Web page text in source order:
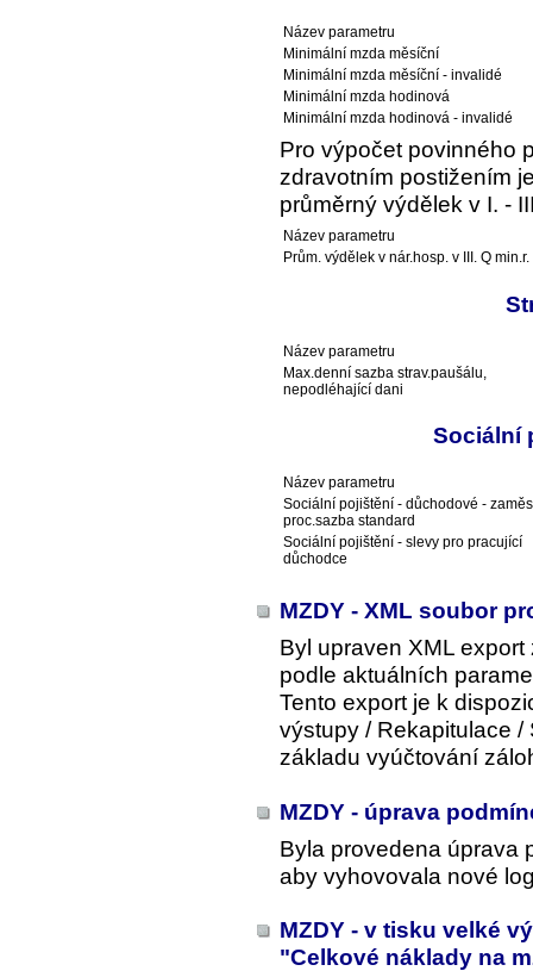
Název parametru
Minimální mzda měsíční
Minimální mzda měsíční - invalidé
Minimální mzda hodinová
Minimální mzda hodinová - invalidé
Pro výpočet povinného
zdravotním postižením
průměrný výdělek v I. -
Název parametru
Prům. výdělek v nár.hosp. v III. Q min.r.
Název parametru
Max.denní sazba strav.paušálu,
nepodléhající dani
Sociální
Název parametru
Sociální pojištění - důchodové -
proc.sazba standard
Sociální pojištění - slevy pro pracující
důchodce
MZDY - XML soubor
Byl upraven XML
podle aktuálních
Tento export je k
výstupy / Rekapitulace /
základu vyúčtování
MZDY - úprava
Byla provedena úprava
aby vyhovovala nové
MZDY - v tisku velké
"Celkové náklady na